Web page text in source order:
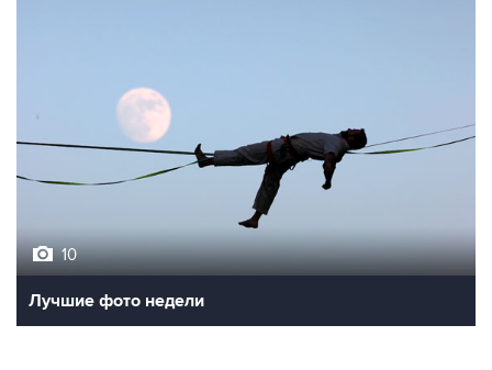
Лучшие фото недели